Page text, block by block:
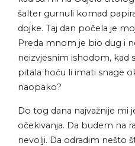
šalter gurnuli komad
dojke. Taj dan počela je
Preda mnom je bio dug i
neizvjesnim ishodom, kad
pitala hoću li imati snage
naopako?
Do tog dana najvažnije mi
očekivanja. Da budem na
nevolji. Da odradim nešto